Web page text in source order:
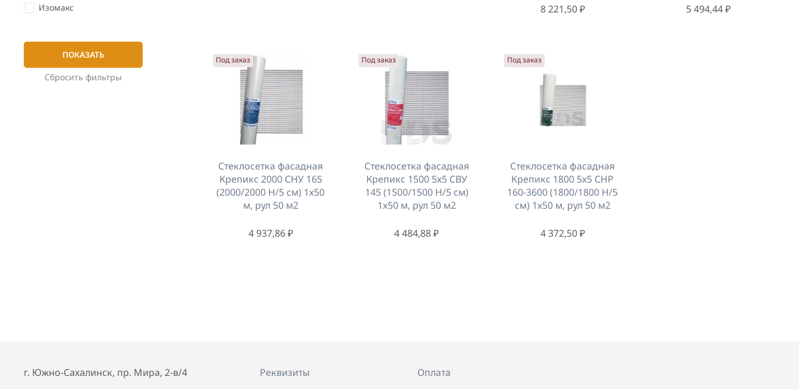
Изомакс
ПОКАЗАТЬ
Сбросить фильтры
8 221,50 ₽ 5 494,44 ₽
Стеклосетка фасадная
Крепикс 2000 СНУ 165
(2000/2000 Н/5 см) 1х50
м, рул 50 м2
4 937,86 ₽
Под заказ
Стеклосетка фасадная
Крепикс 1500 5х5 СВУ
145 (1500/1500 Н/5 см)
1х50 м, рул 50 м2
4 484,88 ₽
Под заказ
Стеклосетка фасадная
Крепикс 1800 5х5 СНР
160-3600 (1800/1800 Н/5
см) 1х50 м, рул 50 м2
4 372,50 ₽
Под заказ
г. Южно-Сахалинск, пр. Мира, 2-в/4 Реквизиты Оплата